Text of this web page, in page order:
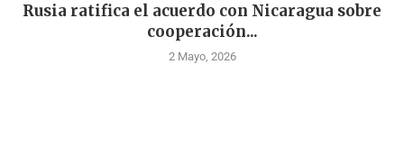
Rusia ratifica el acuerdo con Nicaragua sobre
cooperación...
2 Mayo, 2026